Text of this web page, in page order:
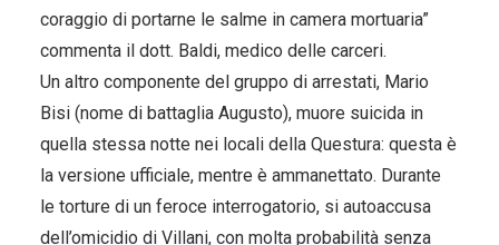
coraggio di portarne le salme in camera mortuaria”
commenta il dott. Baldi, medico delle carceri.
Un altro componente del gruppo di arrestati, Mario
Bisi (nome di battaglia Augusto), muore suicida in
quella stessa notte nei locali della Questura: questa è
la versione ufficiale, mentre è ammanettato. Durante
le torture di un feroce interrogatorio, si autoaccusa
dell’omicidio di Villani, con molta probabilità senza